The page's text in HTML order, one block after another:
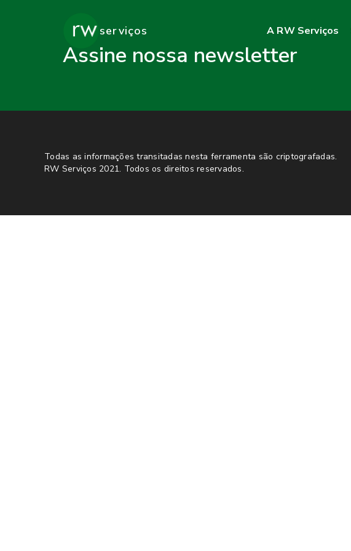
serviços A RW Serviços
Assine nossa newsletter
Todas as informações transitadas nesta ferramenta são criptografadas.
RW Serviços 2021. Todos os direitos reservados.